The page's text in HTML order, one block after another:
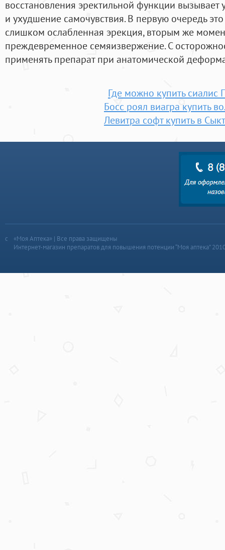
восстановления эректильной функции
и ухудшение самочувствия. В первую очередь
слишком ослабленная эрекция, вторым же
преждевременное семяизвержение. С
применять препарат при анатомической
Где можно купить сиалис
Босс роял виагра купить
Левитра софт купить в
«Моя Аптека» | Все права защищены
Интернет-магазин препаратов для повышения потенции “Моя аптека”